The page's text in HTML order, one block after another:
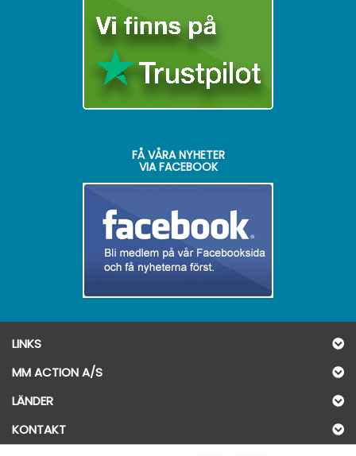
FÅ VÅRA NYHETER
VIA FACEBOOK
LINKS
MM ACTION A/S
LÄNDER
KONTAKT